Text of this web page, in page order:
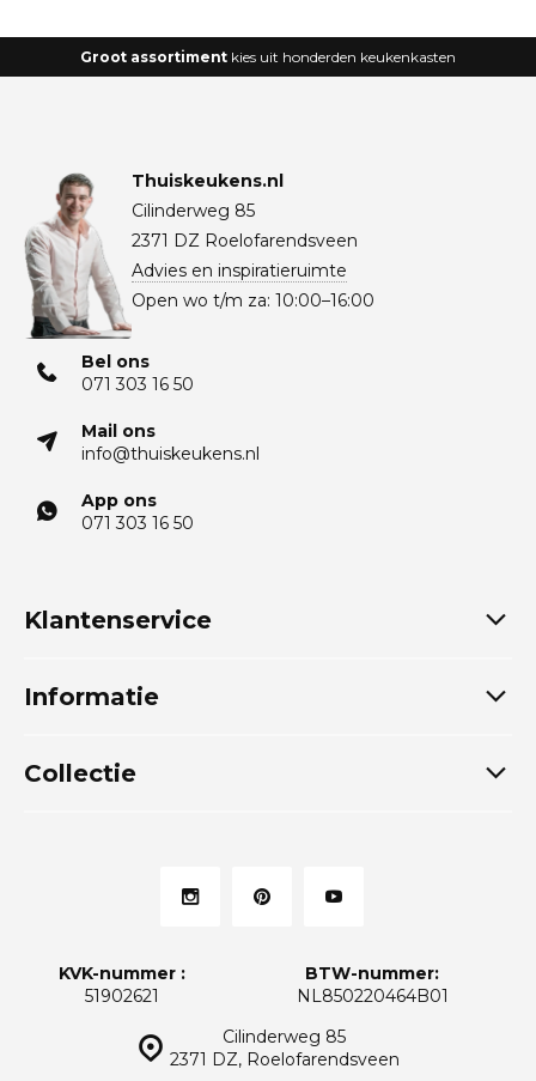
Groot assortiment kies uit honderden keukenkasten
Thuiskeukens.nl
Cilinderweg 85
2371 DZ Roelofarendsveen
Advies en inspiratieruimte
Open wo t/m za: 10:00–16:00
Bel ons
071 303 16 50
Mail ons
info@thuiskeukens.nl
App ons
071 303 16 50
Klantenservice
Informatie
Collectie
Cilinderweg 85
2371 DZ, Roelofarendsveen
KVK-nummer :
51902621
BTW-nummer:
NL850220464B01